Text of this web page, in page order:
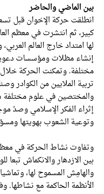
بين الماضي والحاضر
انطلقت حركة الإخوان قبل
كبير، ثم انتشرت في معظم
لها امتداد خارج العالم
إنشاء مظلات ومؤسسات
مختلفة. وتمكنت الحركة
تربية الملايين من الكوادر
والمختصين في علوم مختلفة
إثراء الفكر الإسلامي وصدّ
وتوعية الشعوب بهويتها
وتفاوت نشاط الحركة في
بين الازدهار والانكماش تبعا
والهامِش المسموح لها،
الأنظمة الحاكمة مع